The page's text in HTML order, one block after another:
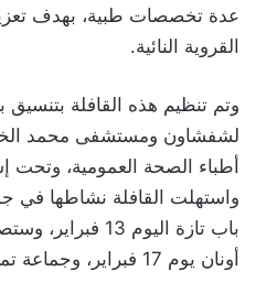
عدة تخصصات طبية، بهدف
القروية النائية.
وتم تنظيم هذه القافلة بتنسيق
لشفشاون ومستشفى محمد
أطباء الصحة العمومية،
واستهلت القافلة نشاطها في
باب تازة اليوم
أونان يوم 17 فبراير، وجماعة تمروت يوم 20 فبراير.